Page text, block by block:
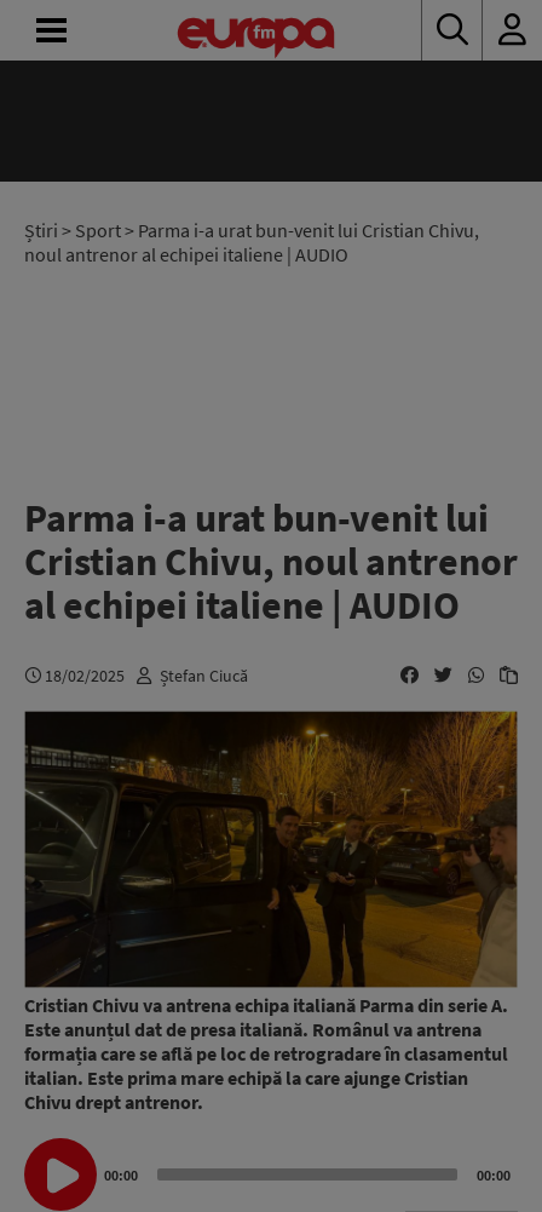
Știri > Sport> Parma i-a urat bun-venit lui Cristian Chivu,
noul antrenor al echipei italiene | AUDIO
Parma i-a urat bun-venit lui
Cristian Chivu, noul antrenor
al echipei italiene | AUDIO
18/02/2025 Ștefan Ciucă
Cristian Chivu va antrena echipa italiană Parma din serie A.
Este anunțul dat de presa italiană. Românul va antrena
formația care se află pe loc de retrogradare în clasamentul
italian. Este prima mare echipă la care ajunge Cristian
Chivu drept antrenor.
Audio
Player
00:00 00:00
RADIO